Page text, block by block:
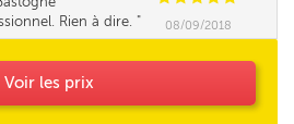
Rien à dire.
08/09/2018
Voir les prix